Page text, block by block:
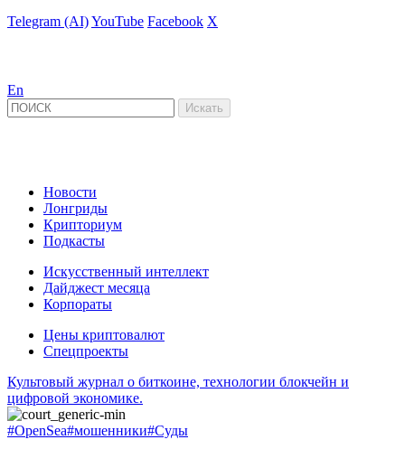
Telegram (AI)YouTube Facebook X
En
Новости
Лонгриды
Крипториум
Подкасты
Искусственный интеллект
Дайджест месяца
Корпораты
Цены криптовалют
Спецпроекты
Культовый журнал о биткоине, технологии блокчейн и
цифровой экономике.
#OpenSea#мошенники#Суды